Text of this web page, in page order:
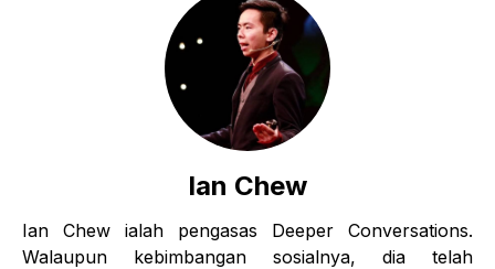
Ian Chew
Ian Chew ialah pengasas Deeper Conversations.
Walaupun kebimbangan sosialnya, dia telah